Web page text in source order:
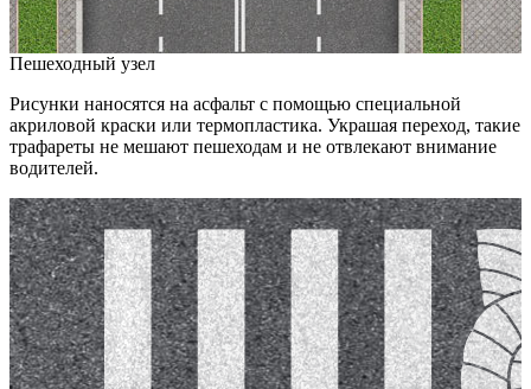
Пешеходный узел
Рисунки наносятся на асфальт с помощью специальной
акриловой краски или термопластика. Украшая переход, такие
трафареты не мешают пешеходам и не отвлекают внимание
водителей.